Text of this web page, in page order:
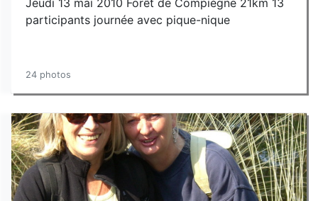
Jeudi 13 mai 2010 Forêt de Compiègne 21km 13
participants journée avec pique-nique
24 photos